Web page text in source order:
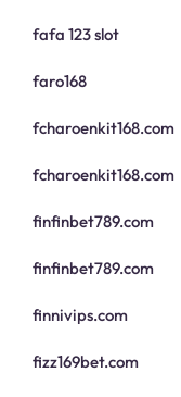
fafa 123 slot
faro168
fcharoenkit168.com
fcharoenkit168.com
finfinbet789.com
finfinbet789.com
finnivips.com
fizz169bet.com